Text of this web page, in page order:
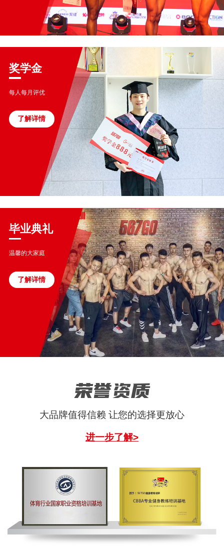
奖学金
每人每月评优
了解详情
毕业典礼
温馨的大家庭
了解详情
荣誉资质
大品牌值得信赖 让您的选择更放心
进一步了解>